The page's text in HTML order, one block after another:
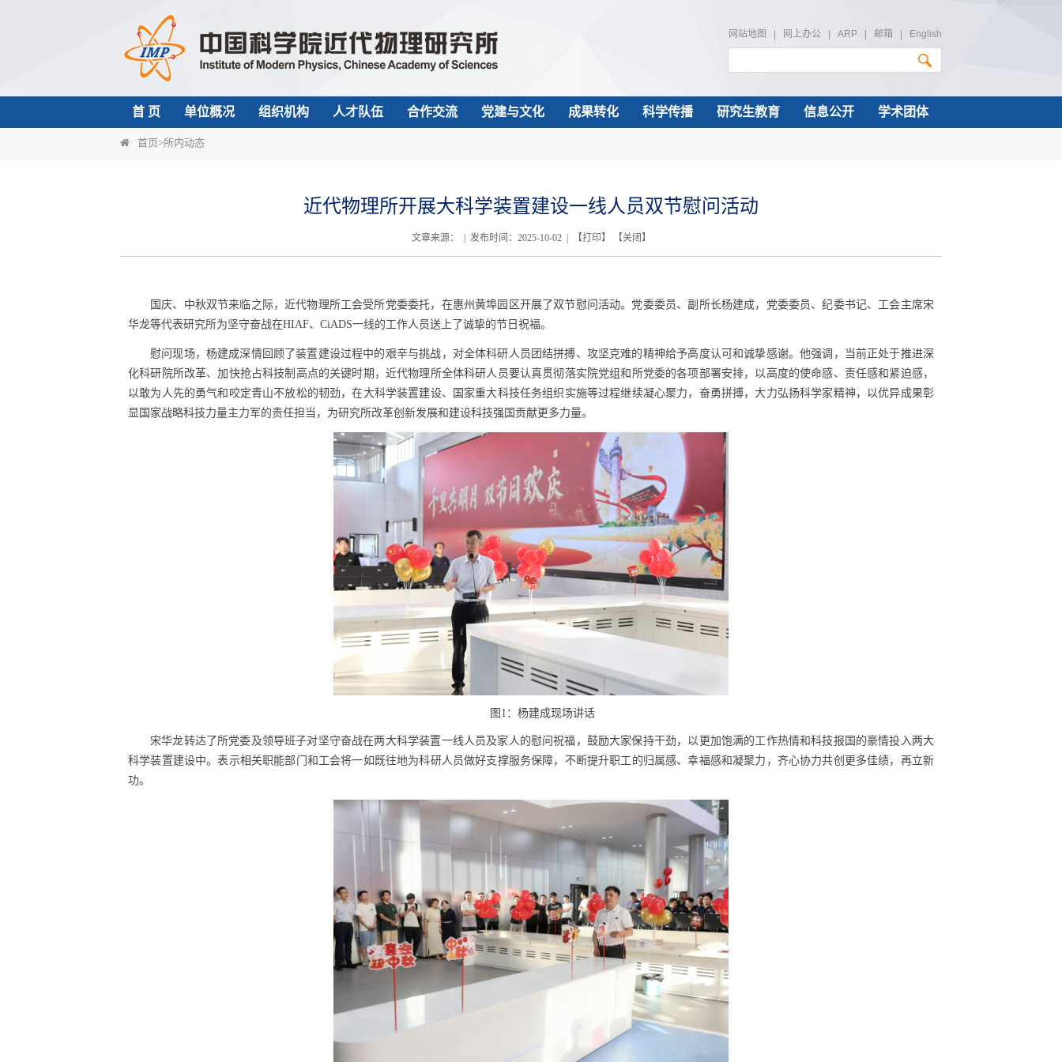
网站地图 网上办公| ARP| 邮箱 English
首 页 单位概况 组织机构 人才队伍 合作交流 党建与文化 成果转化 科学传播 研究生教育 信息公开 学术团体
首页>所内动态
近代物理所开展大科学装置建设一线人员双节慰问活动
文章来源： | 发布时间：2025-10-02 | 【打印】 【关闭 】
国庆、中秋双节来临之际，近代物理所工会受所党委委托，在惠州黄埠园区开展了双节慰问活动。党委委员、副所长杨建成，党委委员、纪委书记、工会主席宋
华龙等代表研究所为坚守奋战在HIAF、 CiADS一线的工作人员送上了诚挚的节日祝福。
慰问现场，杨建成深情回顾了装置建设过程中的艰辛与挑战，对全体科研人员团结拼搏、攻坚克难的精神给予高度认可和诚挚感谢。他强调，当前正处于推进深
化科研院所改革、加快抢占科技制高点的关键时期，近代物理所全体科研人员要认真贯彻落实院党组和所党委的各项部署安排，以高度的使命感、责任感和紧迫感，
以敢为人先的勇气和咬定青山不放松的韧劲，在大科学装置建设、国家重大科技任务组织实施等过程继续凝心聚力，奋勇拼搏，大力弘扬科学家精神，以优异成果彰
显国家战略科技力量主力军的责任担当，为研究所改革创新发展和建设科技强国贡献更多力量。
图1：杨建成现场讲话
宋华龙转达了所党委及领导班子对坚守奋战在两大科学装置一线人员及家人的慰问祝福，鼓励大家保持干劲，以更加饱满的工作热情和科技报国的豪情投入两大
科学装置建设中。表示相关职能部门和工会将一如既往地为科研人员做好支撑服务保障，不断提升职工的归属感、幸福感和凝聚力，齐心协力共创更多佳绩，再立新
功。